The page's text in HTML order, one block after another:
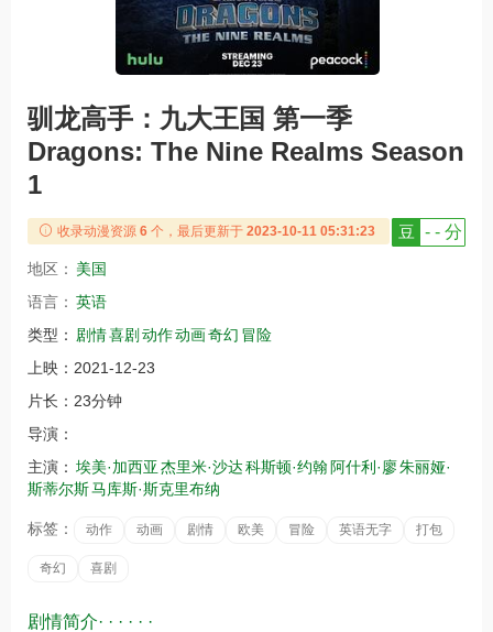
驯龙高手：九大王国 第一季
Dragons: The Nine Realms Season
1
豆 - - 分
收录动漫资源 6 个，最后更新于 2023-10-11 05:31:23
地区： 美国
语言： 英语
类型： 剧情喜剧 动作动画奇幻 冒险
上映： 2021-12-23
片长： 23分钟
导演：
主演： 埃美·加西亚杰里米·沙达科斯顿·约翰 阿什利·廖朱丽娅·
斯蒂尔斯马库斯·斯克里布纳
标签： 动作 动画 剧情 欧美 冒险 英语无字 打包
奇幻 喜剧
剧情简介· · · · · ·